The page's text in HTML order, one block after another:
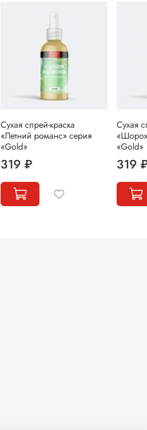
Сухая спрей-краска
«Летний романс» серия
«Gold»
319 ₽
Сухая
«Шорох
«Gold»
319